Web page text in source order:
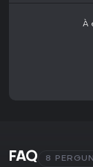
À
FAQ 8